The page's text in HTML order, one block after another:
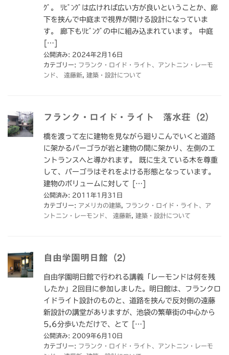
ｸﾞ。 ﾘﾋﾞﾝｸﾞは広ければ広い方が良いということか、廊
下を挟んで中庭まで視界が開ける設計になっていま
す。 廊下もﾘﾋﾞﾝｸﾞの中に組み込まれています。 中庭
[…]
公開済み: 2024年2月16日
カテゴリー: フランク・ロイド・ライト、アントニン・レーモ
ンド、 遠藤新
建築・設計について
フランク・ロイド・ライト 落水荘（2）
橋を渡って左に建物を見ながら廻りこんでいくと道路
に架かるパーゴラが岩と建物の間に架かり、左側のエ
ントランスへと導かれます。 既に生えている木を尊重
して、パーゴラはそれをよける形態となっています。
建物のボリュームに対して […]
公開済み: 2011年1月31日
カテゴリー: アメリカの建築
フランク・ロイド・ライト、ア
ントニン・レーモンド、 遠藤新
建築・設計について
自由学園明日館（2）
自由学園明日館で行われる講義「レーモンドは何を残
したか」2回目に参加しました。明日館は、フランクロ
イドライト設計のものと、道路を挟んで反対側の遠藤
新設計の講堂がありますが、池袋の繁華街の中心から
5,6分歩いただけで、とて […]
公開済み: 2009年6月10日
カテゴリー: フランク・ロイド・ライト、アントニン・レーモ